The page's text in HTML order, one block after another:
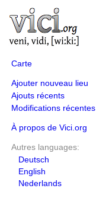
Carte
Ajouter nouveau lieu
Ajouts récents
Modifications récentes
À propos de Vici.org
Autres languages:
Deutsch
English
Nederlands